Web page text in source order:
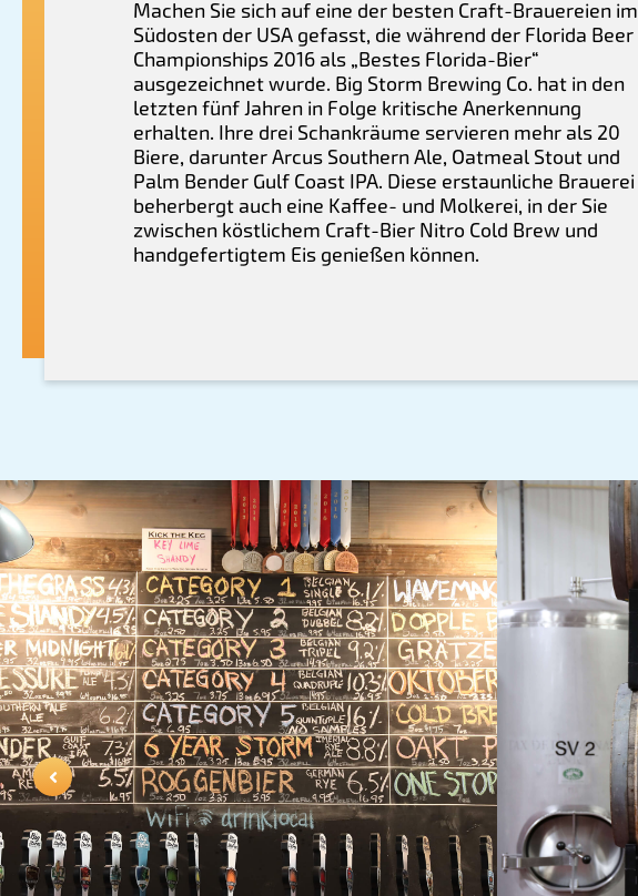
Machen Sie sich auf eine der besten Craft-Brauereien im
Südosten der USA gefasst, die während der Florida Beer
Championships 2016 als „Bestes Florida-Bier“
ausgezeichnet wurde. Big Storm Brewing Co. hat in den
letzten fünf Jahren in Folge kritische Anerkennung
erhalten. Ihre drei Schankräume servieren mehr als 20
Biere, darunter Arcus Southern Ale, Oatmeal Stout und
Palm Bender Gulf Coast IPA. Diese erstaunliche Brauerei
beherbergt auch eine Kaffee- und Molkerei, in der Sie
zwischen köstlichem Craft-Bier Nitro Cold Brew und
handgefertigtem Eis genießen können.